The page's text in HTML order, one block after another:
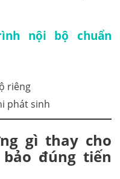
nội bộ chuẩn
riêng
phát sinh
gì thay cho
đúng tiến